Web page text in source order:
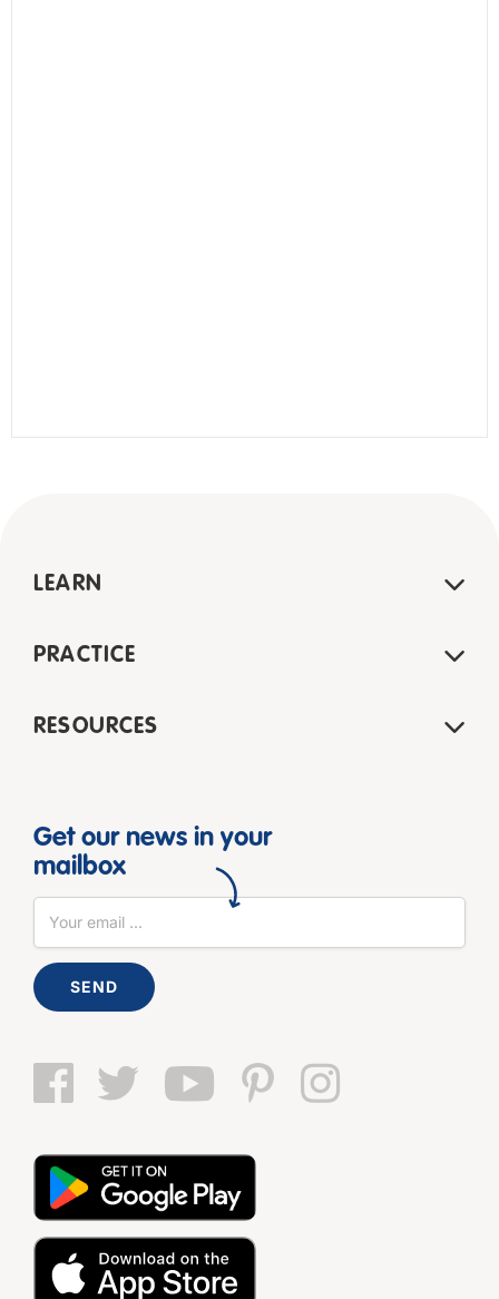
LEARN
PRACTICE
RESOURCES
Get our news in your
mailbox
SEND